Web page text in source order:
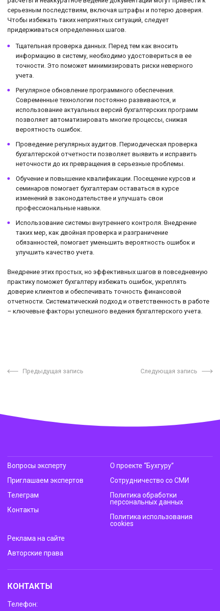
серьезным последствиям, включая штрафы и потерю доверия.
Чтобы избежать таких неприятных ситуаций, следует
придерживаться определенных шагов.
Тщательная проверка данных. Перед тем как вносить
информацию в систему, необходимо удостовериться в ее
точности. Это поможет минимизировать риски неверного
учета.
Регулярное обновление программного обеспечения.
Современные технологии постоянно развиваются, и
использование актуальных версий бухгалтерских программ
позволяет автоматизировать многие процессы, снижая
вероятность ошибок.
Проведение регулярных аудитов. Периодическая проверка
бухгалтерской отчетности позволяет выявить и исправить
неточности до их превращения в серьезные проблемы.
Обучение и повышение квалификации. Посещение курсов и
семинаров помогает бухгалтерам оставаться в курсе
изменений в законодательстве и улучшать свои
профессиональные навыки.
Использование системы внутреннего контроля. Внедрение
таких мер, как двойная проверка и разграничение
обязанностей, помогает уменьшить вероятность ошибок и
улучшить качество учета.
Внедрение этих простых, но эффективных шагов в повседневную
практику поможет бухгалтеру избежать ошибок, укреплять
доверие клиентов и обеспечивать точность финансовой
отчетности. Систематический подход и ответственность в работе
– ключевые факторы успешного ведения бухгалтерского учета.
Предыдущая запись Следующая запись
Вопросы эксперту
Приглашаем экспертов
Телеграм
Контакты
О проекте “Бухгуру”
Сотрудничество со СМИ
Политика обработки
персональных данных
Политика использования
cookies
Реклама на сайте
Авторские права
КОНТАКТЫ
Телефон: